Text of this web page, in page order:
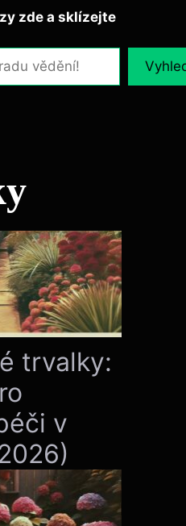
zde a sklízejte
trvalky:
v